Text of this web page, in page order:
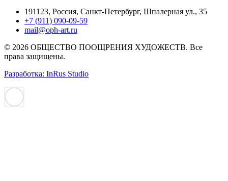
191123, Россия, Санкт-Петербург, Шпалерная ул., 35
+7 (911) 090-09-59
mail@oph-art.ru
© 2026 ОБЩЕСТВО ПООЩРЕНИЯ ХУДОЖЕСТВ. Все
права защищены.
Разработка: InRus Studio